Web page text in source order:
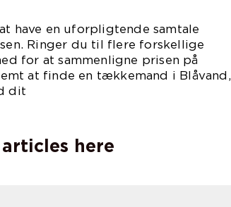
have en uforpligtende samtale
Ringer du til flere forskellige
for at sammenligne prisen på
at finde en tækkemand i Blåvand,
dit
here